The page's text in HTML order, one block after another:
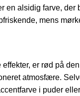
en alsidig farve,
mens
er rød på
atmosfære.
i puder